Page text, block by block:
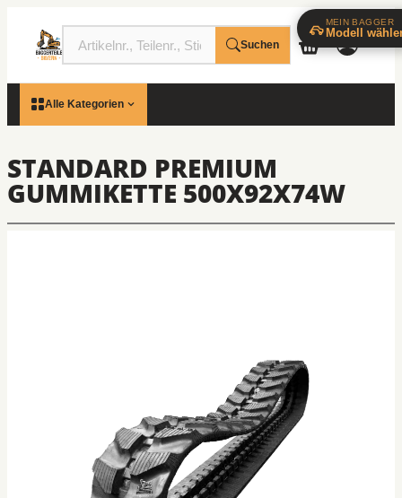
Suchen
Alle Kategorien
STANDARD PREMIUM
GUMMIKETTE 500X92X74W
MEIN BAGGER
Modell